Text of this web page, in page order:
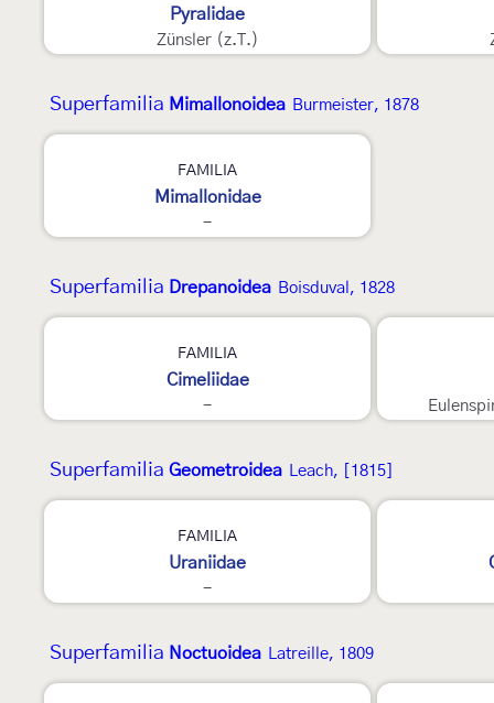
Pyralidae
Zünsler (z.T.)
Superfamilia Mimallonoidea Burmeister, 1878
FAMILIA
Mimallonidae
-
Superfamilia Drepanoidea Boisduval, 1828
FAMILIA
Cimeliidae
-
Superfamilia Geometroidea Leach, [1815]
FAMILIA
Uraniidae
-
Superfamilia Noctuoidea Latreille, 1809